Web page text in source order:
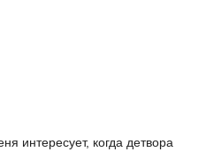
интересует, когда детвора